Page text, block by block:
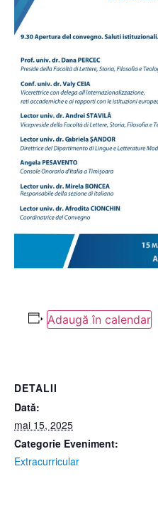
Adaugă în calendar
DETALII
Dată:
mai 15, 2025
Categorie Eveniment:
Extracurricular